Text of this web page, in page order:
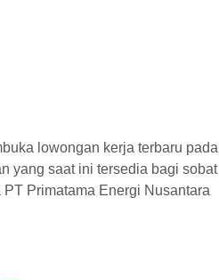
lowongan kerja terbaru
yang saat ini tersedia bagi sobat
Primatama Energi Nusantara